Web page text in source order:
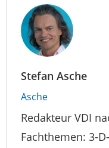
Stefan Asche
Asche
Redakteur VDI
Fachthemen: 3-